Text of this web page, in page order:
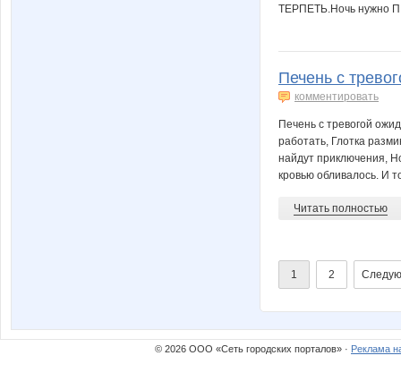
ТЕРПЕТЬ.Ночь нужно
Печень с
комментировать
Печень с тревогой
работать, Глотка
найдут приключения,
кровью обливалось. И
Читать полностью
1 2
© 2026 ООО «Сеть городских порталов» · Реклама